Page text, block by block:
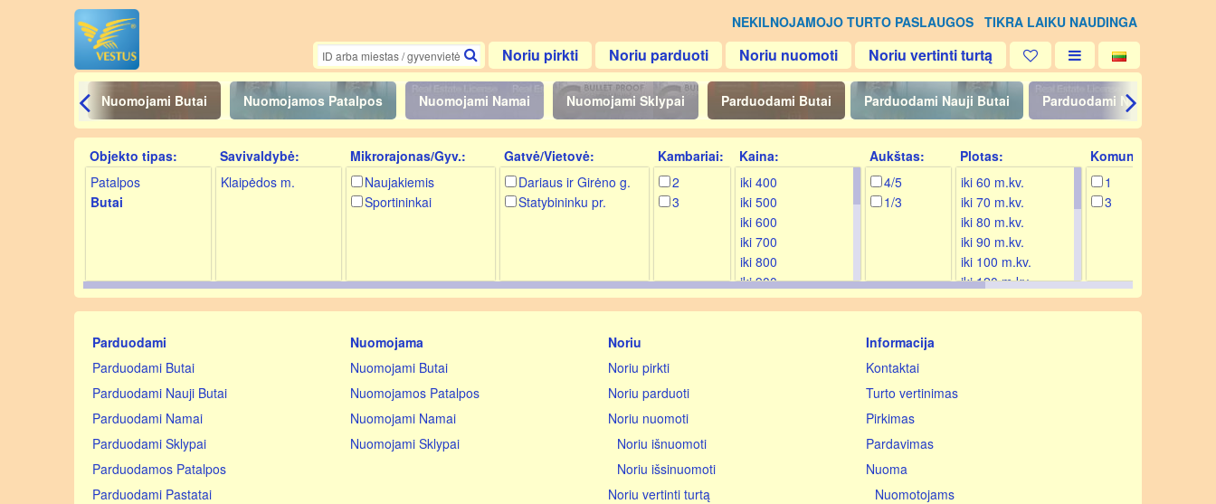
NEKILNOJAMOJO TURTO PASLAUGOS TIKRA LAIKU NAUDINGA
Noriu pirkti Noriu parduoti Noriu nuomoti Noriu vertinti turtą
Nuomojami Butai Nuomojamos Patalpos Nuomojami Namai Nuomojami Sklypai Parduodami Butai Parduodami Nauji Butai Parduodami Namai
Objekto tipas:
Patalpos
Butai
Savivaldybė:
Klaipėdos m.
Mikrorajonas/Gyv.:
Naujakiemis
Sportininkai
Gatvė/Vietovė:
Dariaus ir Girėno g.
Statybininku pr.
Kambariai:
2
3
Kaina:
iki 400
iki 500
iki 600
iki 700
iki 800
iki 900
iki 1000
Aukštas:
4/5
1/3
Plotas:
iki 60 m.kv.
iki 70 m.kv.
iki 80 m.kv.
iki 90 m.kv.
iki 100 m.kv.
iki 120 m.kv.
iki 140 m.kv.
Komunikacijos:
1
3
Parduodami
Parduodami Butai
Parduodami Nauji Butai
Parduodami Namai
Parduodami Sklypai
Parduodamos Patalpos
Parduodami Pastatai
Nuomojama
Nuomojami Butai
Nuomojamos Patalpos
Nuomojami Namai
Nuomojami Sklypai
Noriu
Noriu pirkti
Noriu parduoti
Noriu nuomoti
Noriu išnuomoti
Noriu išsinuomoti
Noriu vertinti turtą
Informacija
Kontaktai
Turto vertinimas
Pirkimas
Pardavimas
Nuoma
Nuomotojams